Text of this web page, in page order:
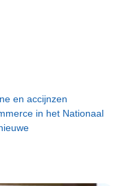
en accijnzen
in het Nationaal